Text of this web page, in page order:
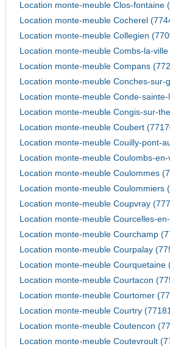
Location monte-meuble Clos-fontaine
Location monte-meuble Cocherel
Location monte-meuble Collegien
Location monte-meuble Combs-la-
Location monte-meuble Compans
Location monte-meuble Conches-sur-
Location monte-meuble Conde-
Location monte-meuble Congis-sur-
Location monte-meuble Coubert
Location monte-meuble Couilly-pont-
Location monte-meuble Coulombs-
Location monte-meuble Coulommes
Location monte-meuble Coulommiers
Location monte-meuble Coupvray
Location monte-meuble Courcelles-
Location monte-meuble Courchamp
Location monte-meuble Courpalay
Location monte-meuble Courquetaine
Location monte-meuble Courtacon
Location monte-meuble Courtomer
Location monte-meuble Courtry
Location monte-meuble Coutencon
Location monte-meuble Coutevroult